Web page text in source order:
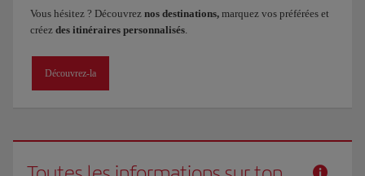
Vous hésitez ? Découvrez nos destinations, marquez vos préférées et
créez des itinéraires personnalisés.
Découvrez-la